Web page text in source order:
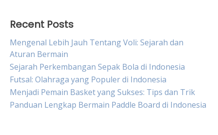
Recent Posts
Mengenal Lebih Jauh Tentang Voli: Sejarah dan
Aturan Bermain
Sejarah Perkembangan Sepak Bola di Indonesia
Futsal: Olahraga yang Populer di Indonesia
Menjadi Pemain Basket yang Sukses: Tips dan Trik
Panduan Lengkap Bermain Paddle Board di Indonesia